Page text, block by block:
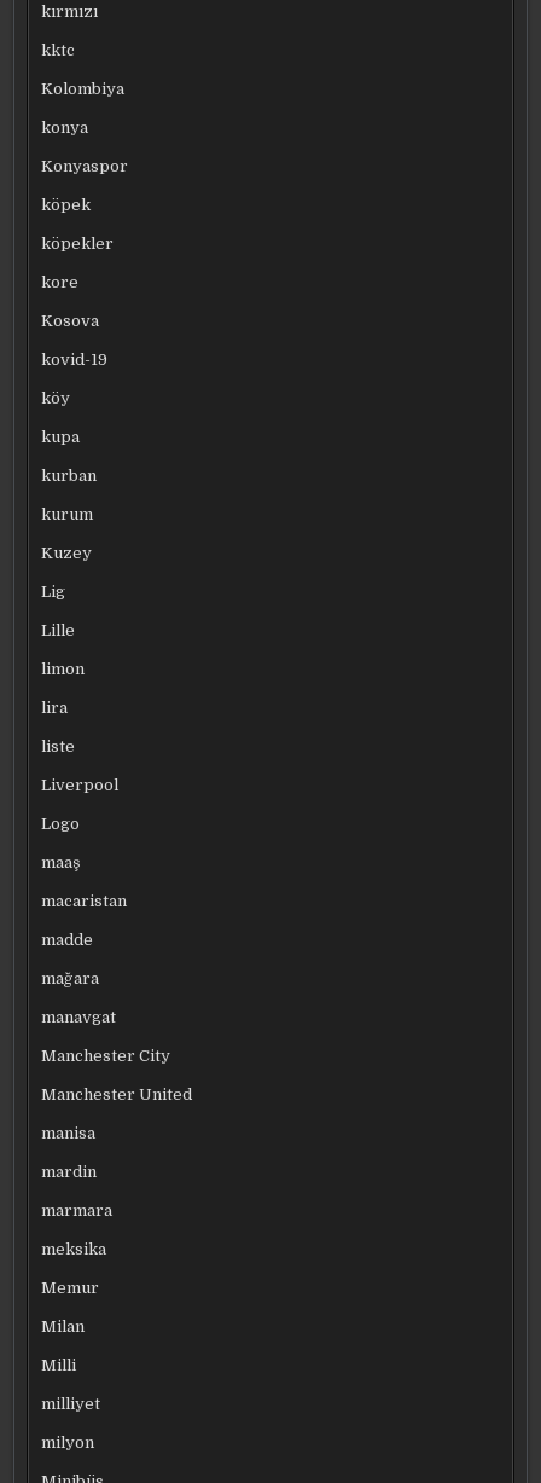
kırmızı
kktc
Kolombiya
konya
Konyaspor
köpek
köpekler
kore
Kosova
kovid-19
köy
kupa
kurban
kurum
Kuzey
Lig
Lille
limon
lira
liste
Liverpool
Logo
maaş
macaristan
madde
mağara
manavgat
Manchester City
Manchester United
manisa
mardin
marmara
meksika
Memur
Milan
Milli
milliyet
milyon